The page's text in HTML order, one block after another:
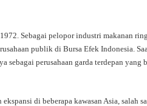
Sebagai pelopor industri makanan
publik di Bursa Efek Indonesia.
sebagai perusahaan garda terdepan yang
di beberapa kawasan Asia, salah